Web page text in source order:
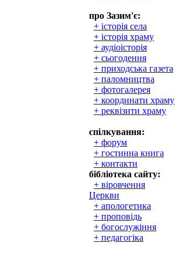
про Зазим'є:
+ історія села
+ історія храму
+ аудіоісторія
+ сьогодення
+ приходська газета
+ паломництва
+ фотогалерея
+ координати храму
+ реквізити храму
спілкування:
+ форум
+ гостинна книга
+ контакти
бібліотека сайту:
+ віровчення
Церкви
+ апологетика
+ проповідь
+ богослужіння
+ педагогіка